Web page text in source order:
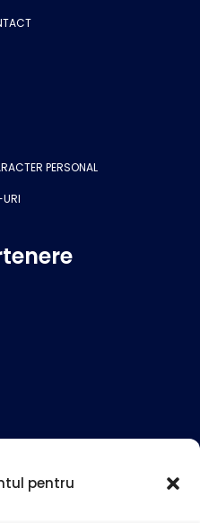
pentru
PERSONAL
URI